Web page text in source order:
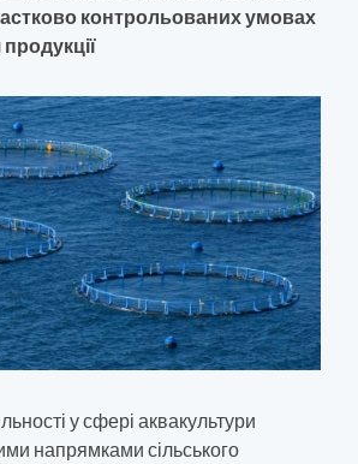
контрольованих умовах
у сфері аквакультури
напрямками сільського